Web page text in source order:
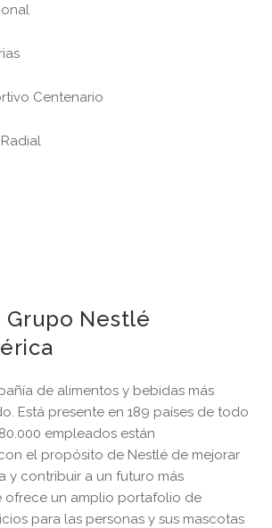
Centenario
Grupo Nestlé
de alimentos y bebidas más
Está presente en 189 países de todo
empleados están
el propósito de Nestlé de mejorar
y contribuir a un futuro más
ofrece un amplio portafolio de
para las personas y sus mascotas